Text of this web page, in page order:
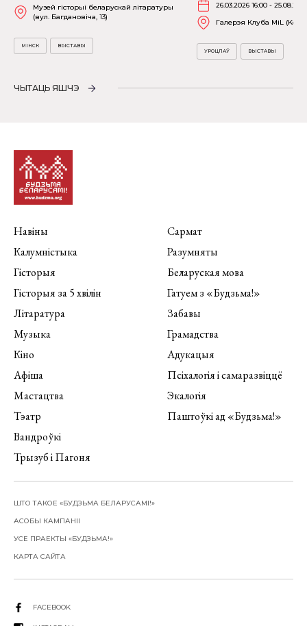
Музей гісторыі беларускай літаратуры
(вул. Багдановіча, 13)
МІНСК ВЫСТАВЫ
26.03.2026 16:00 -
Галерэя Клуба MiL
УРОЦЛАЎ ВЫСТАВЫ
ЧЫТАЦЬ ЯШЧЭ
Навіны
Калумністыка
Гісторыя
Гісторыя за 5 хвілін
Літаратура
Музыка
Кіно
Афіша
Мастацтва
Тэатр
Вандроўкі
Трызуб і Пагоня
Сармат
Разумняты
Беларуская мова
Гатуем з «Будзьма!»
Забавы
Грамадства
Адукацыя
Псіхалогія і самаразвіццё
Экалогія
Паштоўкі ад «Будзьма!»
ШТО ТАКОЕ «БУДЗЬМА БЕЛАРУСАМІ!»
АСОБЫ КАМПАНІІ
УСЕ ПРАЕКТЫ «БУДЗЬМА!»
КАРТА САЙТА
FACEBOOK